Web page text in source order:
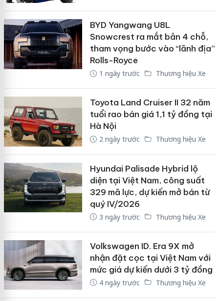
BYD Yangwang U8L
Snowcrest ra mắt bản 4 chỗ,
tham vọng bước vào “lãnh địa”
Rolls-Royce
1 ngày trước Thương hiệu Xe
Toyota Land Cruiser II 32 năm
tuổi rao bán giá 1,1 tỷ đồng tại
Hà Nội
2 ngày trước Thương hiệu Xe
Hyundai Palisade Hybrid lộ
diện tại Việt Nam, công suất
329 mã lực, dự kiến mở bán từ
quý IV/2026
3 ngày trước Thương hiệu Xe
Volkswagen ID. Era 9X mở
nhận đặt cọc tại Việt Nam với
mức giá dự kiến dưới 3 tỷ đồng
4 ngày trước Thương hiệu Xe